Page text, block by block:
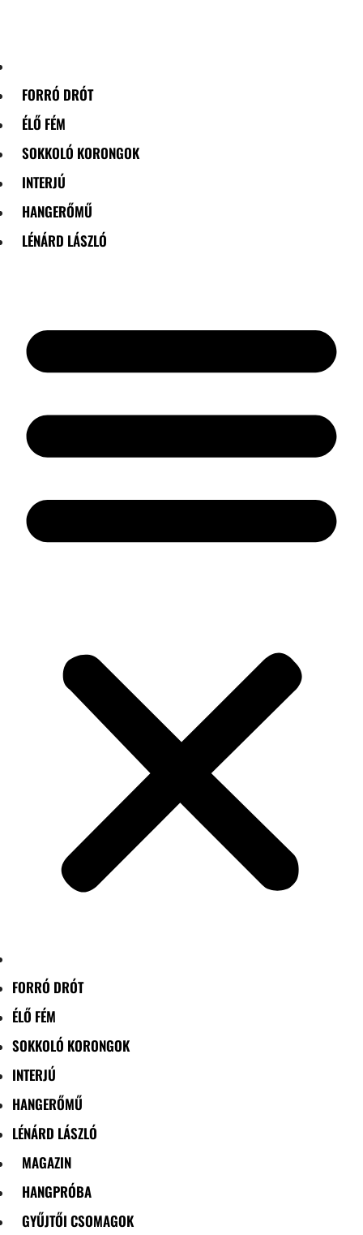
FORRÓ DRÓT
ÉLŐ FÉM
SOKKOLÓ KORONGOK
INTERJÚ
HANGERŐMŰ
LÉNÁRD LÁSZLÓ
FORRÓ DRÓT
ÉLŐ FÉM
SOKKOLÓ KORONGOK
INTERJÚ
HANGERŐMŰ
LÉNÁRD LÁSZLÓ
MAGAZIN
HANGPRÓBA
GYŰJTŐI CSOMAGOK